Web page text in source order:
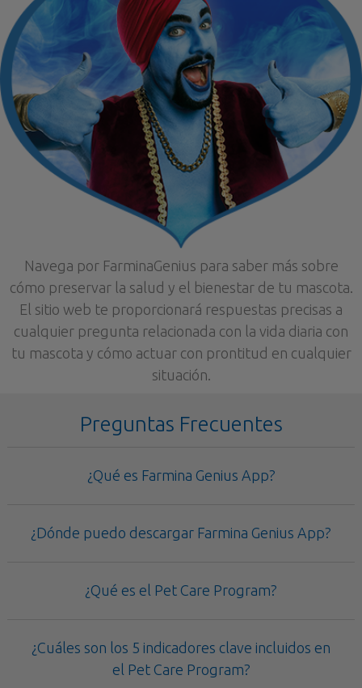
Navega por FarminaGenius para saber más sobre
cómo preservar la salud y el bienestar de tu mascota.
El sitio web te proporcionará respuestas precisas a
cualquier pregunta relacionada con la vida diaria con
tu mascota y cómo actuar con prontitud en cualquier
situación.
Preguntas Frecuentes
¿Qué es Farmina Genius App?
¿Dónde puedo descargar Farmina Genius App?
¿Qué es el Pet Care Program?
¿Cuáles son los 5 indicadores clave incluidos en
el Pet Care Program?